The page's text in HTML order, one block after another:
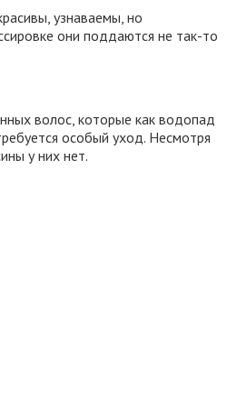
узнаваемы, но
они поддаются не так-то
волос, которые как водопад
особый уход. Несмотря
у них нет.